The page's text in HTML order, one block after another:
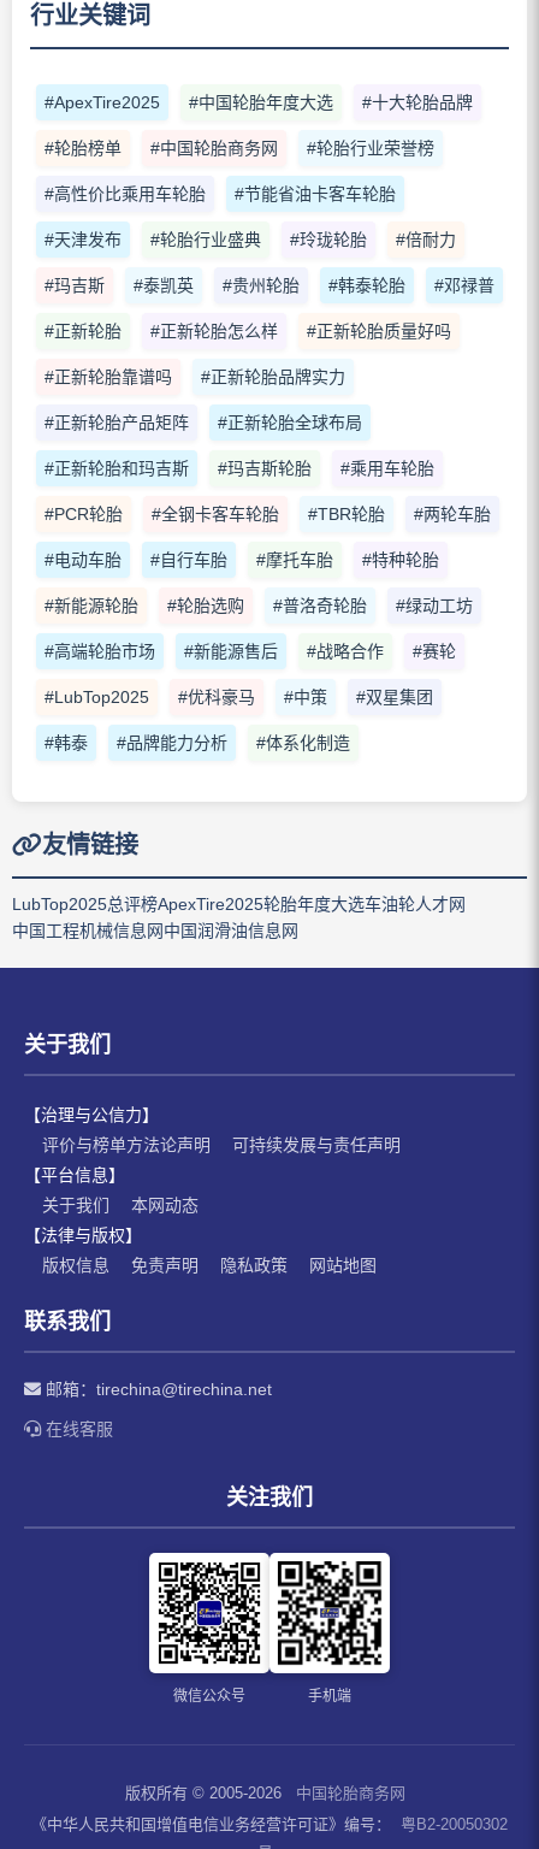
行业关键词
#ApexTire2025 #中国轮胎年度大选 #十大轮胎品牌
#轮胎榜单 #中国轮胎商务网 #轮胎行业荣誉榜
#高性价比乘用车轮胎 #节能省油卡客车轮胎
#天津发布 #轮胎行业盛典 #玲珑轮胎 #倍耐力
#玛吉斯 #泰凯英 #贵州轮胎 #韩泰轮胎 #邓禄普
#正新轮胎 #正新轮胎怎么样 #正新轮胎质量好吗
#正新轮胎靠谱吗 #正新轮胎品牌实力
#正新轮胎产品矩阵 #正新轮胎全球布局
#正新轮胎和玛吉斯 #玛吉斯轮胎 #乘用车轮胎
#PCR轮胎 #全钢卡客车轮胎 #TBR轮胎 #两轮车胎
#电动车胎 #自行车胎 #摩托车胎 #特种轮胎
#新能源轮胎 #轮胎选购 #普洛奇轮胎 #绿动工坊
#高端轮胎市场 #新能源售后 #战略合作 #赛轮
#LubTop2025 #优科豪马 #中策 #双星集团
#韩泰 #品牌能力分析 #体系化制造
友情链接
LubTop2025总评榜ApexTire2025轮胎年度大选车油轮人才网
中国工程机械信息网中国润滑油信息网
关于我们
【治理与公信力】
评价与榜单方法论声明
可持续发展与责任声明
【平台信息】
关于我们
本网动态
【法律与版权】
版权信息
免责声明 隐私政策 网站地图
联系我们
邮箱： tirechina@tirechina.net
在线客服
关注我们
微信公众号 手机端
版权所有 © 2005-2026
中国轮胎商务网
《中华人民共和国增值电信业务经营许可证》编号：
粤B2-20050302